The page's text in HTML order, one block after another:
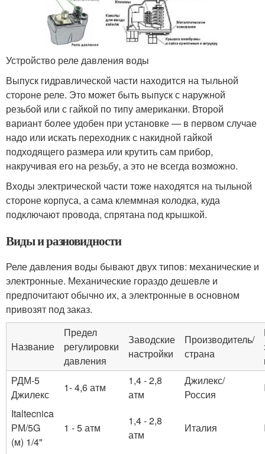
Устройство реле давления воды
Выпуск гидравлической части находится на тыльной
стороне реле. Это может быть выпуск с наружной
резьбой или с гайкой по типу американки. Второй
вариант более удобен при установке — в первом случае
надо или искать переходник с накидной гайкой
подходящего размера или крутить сам прибор,
накручивая его на резьбу, а это не всегда возможно.
Входы электрической части тоже находятся на тыльной
стороне корпуса, а сама клеммная колодка, куда
подключают провода, спрятана под крышкой.
Виды и разновидности
Реле давления воды бывают двух типов: механические и
электронные. Механические гораздо дешевле и
предпочитают обычно их, а электронные в основном
привозят под заказ.
Название
Предел
регулировки
давления
Заводские
настройки
Производитель/
страна
РДМ-5
Джилекс
1- 4,6 атм
1,4 - 2,8
атм
Джилекс/
Россия
Italtecnica
РМ/5G
(м) 1/4"
1 - 5 атм
1,4 - 2,8
атм
Италия